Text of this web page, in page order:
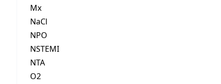
Mx
NaCl
NPO
NSTEMI
NTA
O2